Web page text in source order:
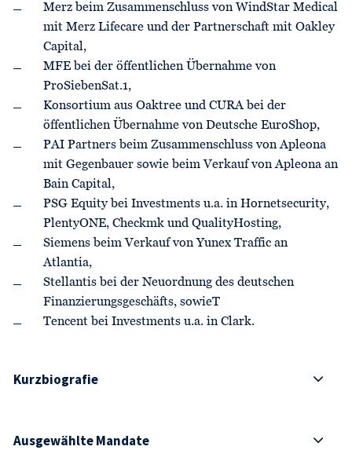
Merz beim Zusammenschluss von WindStar Medical
mit Merz Lifecare und der Partnerschaft mit Oakley
Capital,
MFE bei der öffentlichen Übernahme von
ProSiebenSat.1,
Konsortium aus Oaktree und CURA bei der
öffentlichen Übernahme von Deutsche EuroShop,
PAI Partners beim Zusammenschluss von Apleona
mit Gegenbauer sowie beim Verkauf von Apleona an
Bain Capital,
PSG Equity bei Investments u.a. in Hornetsecurity,
PlentyONE, Checkmk und QualityHosting,
Siemens beim Verkauf von Yunex Traffic an
Atlantia,
Stellantis bei der Neuordnung des deutschen
Finanzierungsgeschäfts, sowieT
Tencent bei Investments u.a. in Clark.
Kurzbiografie
Ausgewählte Mandate